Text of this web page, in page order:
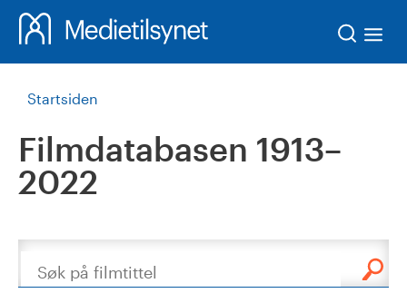
Startsiden
Filmdatabasen 1913–
2022
Søk